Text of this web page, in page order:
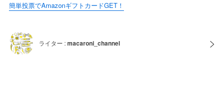
簡単投票でAmazonギフトカードGET！
ライター :macaroni_channel